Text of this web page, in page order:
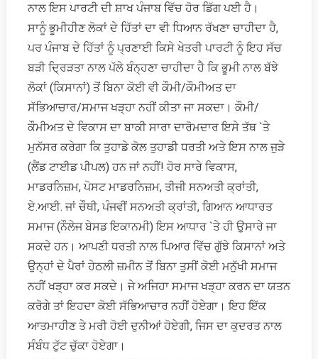
ਨਾਲ ਇਸ ਪਾਰਟੀ ਦੀ ਸ਼ਾਖ ਪੰਜਾਬ ਵਿੱਚ ਹੋਰ ਡਿੱਗ ਪਈ ਹੈ।
ਸਾਨੂੰ ਭੂਮੀਹੀਣ ਲੋਕਾਂ ਦੇ ਹਿੱਤਾਂ ਦਾ ਵੀ ਧਿਆਨ ਰੱਖਣਾ ਚਾਹੀਦਾ ਹੈ,
ਪਰ ਪੰਜਾਬ ਦੇ ਹਿੱਤਾਂ ਨੂੰ ਪ੍ਰਣਾਈ ਕਿਸੇ ਖੇਤਰੀ ਪਾਰਟੀ ਨੂੰ ਇਹ ਸੱਚ
ਬੜੀ ਦ੍ਰਿੜਤਾ ਨਾਲ ਪੱਲੇ ਬੰਨ੍ਹਣਾ ਚਾਹੀਦਾ ਹੈ ਕਿ ਭੂਮੀ ਨਾਲ ਬੱਝੇ
ਲੋਕਾਂ (ਕਿਸਾਨਾਂ) ਤੋਂ ਬਿਨਾ ਕੋਈ ਵੀ ਕੌਮੀ/ਕੌਮੀਅਤ ਦਾ
ਸੱਭਿਆਚਾਰ/ਸਮਾਜ ਖੜ੍ਹਾ ਨਹੀਂ ਕੀਤਾ ਜਾ ਸਕਦਾ। ਕੌਮੀ/
ਕੌਮੀਅਤ ਦੇ ਵਿਕਾਸ ਦਾ ਬਾਕੀ ਸਾਰਾ ਦਾਰੋਮਦਾਰ ਇਸੇ ਤੱਥ `ਤੇ
ਮੁਨੱਸਰ ਕਰੇਗਾ ਕਿ ਤੁਹਾਡੇ ਕੋਲ ਤੁਹਾਡੀ ਧਰਤੀ ਅਤੇ ਇਸ ਨਾਲ ਜੁੜੇ
(ਲੈਂਡ ਟਾਈਡ ਪੀਪਲ) ਹਨ ਜਾਂ ਨਹੀਂ! ਹੋਰ ਸਾਰੇ ਵਿਕਾਸ,
ਮਾਡਰਨਿਜ਼ਮ, ਪੋਸਟ ਮਾਡਰਨਿਜ਼ਮ, ਤੀਜੀ ਸਨਅਤੀ ਕ੍ਰਾਂਤੀ,
ਏ.ਆਈ. ਜਾਂ ਚੌਥੀ, ਪੰਜਵੀਂ ਸਨਅਤੀ ਕ੍ਰਾਂਤੀ, ਗਿਆਨ ਆਧਾਰਤ
ਸਮਾਜ (ਨੌਲੇਜ ਬੇਸਡ ਇਕਾਨਮੀ) ਇਸ ਆਧਾਰ `ਤੇ ਹੀ ਉਸਾਰੇ ਜਾ
ਸਕਦੇ ਹਨ। ਆਪਣੀ ਧਰਤੀ ਨਾਲ ਪਿਆਰ ਵਿੱਚ ਗੁੱਝੇ ਕਿਸਾਨਾਂ ਅਤੇ
ਉਨ੍ਹਾਂ ਦੇ ਪੈਰਾਂ ਹੇਠਲੀ ਜ਼ਮੀਨ ਤੋਂ ਬਿਨਾ ਤੁਸੀਂ ਕੋਈ ਮਨੁੱਖੀ ਸਮਾਜ
ਨਹੀਂ ਖੜ੍ਹਾ ਕਰ ਸਕਦੇ। ਜੇ ਅਜਿਹਾ ਸਮਾਜ ਖੜ੍ਹਾ ਕਰਨ ਦਾ ਯਤਨ
ਕਰੋਗੇ ਤਾਂ ਇਹਦਾ ਕੋਈ ਸੱਭਿਆਚਾਰ ਨਹੀਂ ਹੋਏਗਾ। ਇਹ ਇੱਕ
ਆਤਮਾਹੀਣ ਤੇ ਮਰੀ ਹੋਈ ਦੁਨੀਆਂ ਹੋਏਗੀ, ਜਿਸ ਦਾ ਕੁਦਰਤ ਨਾਲ
ਸੰਬੰਧ ਟੁੱਟ ਚੁੱਕਾ ਹੋਏਗਾ।